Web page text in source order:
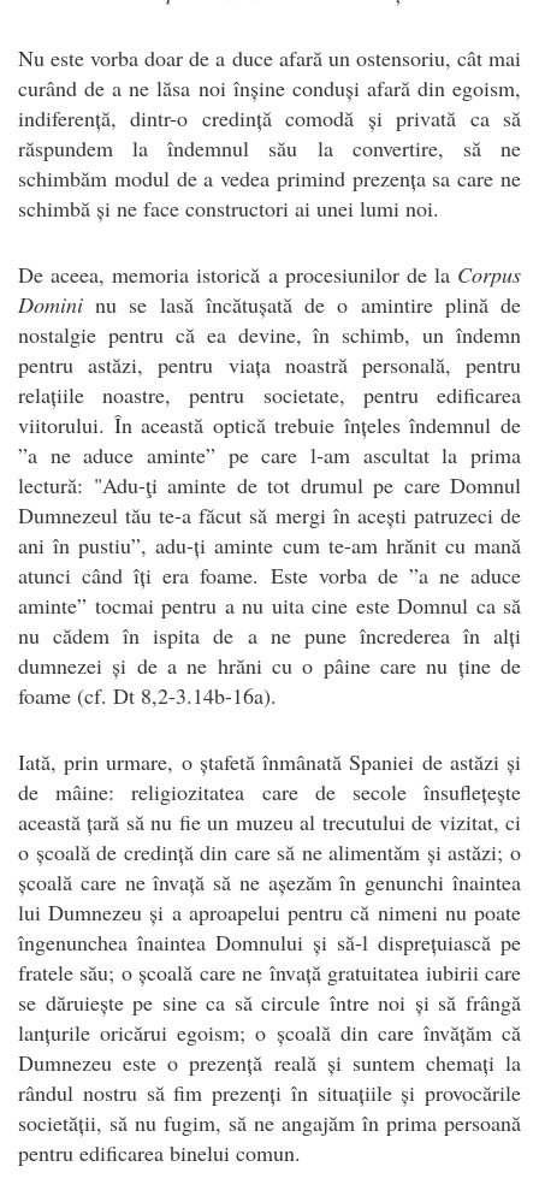
Nu este vorba doar de a duce afară un ostensoriu, cât mai
curând de a ne lăsa noi înșine conduși afară din egoism,
indiferență, dintr-o credință comodă și privată ca să
răspundem la îndemnul său la convertire, să ne
schimbăm modul de a vedea primind prezența sa care ne
schimbă și ne face constructori ai unei lumi noi.
De aceea, memoria istorică a procesiunilor de la Corpus
Domini nu se lasă încătușată de o amintire plină de
nostalgie pentru că ea devine, în schimb, un îndemn
pentru astăzi, pentru viața noastră personală, pentru
relațiile noastre, pentru societate, pentru edificarea
viitorului. În această optică trebuie înțeles îndemnul de
”a ne aduce aminte” pe care l-am ascultat la prima
lectură: "Adu-ţi aminte de tot drumul pe care Domnul
Dumnezeul tău te-a făcut să mergi în acești patruzeci de
ani în pustiu”, adu-ți aminte cum te-am hrănit cu mană
atunci când îți era foame. Este vorba de ”a ne aduce
aminte” tocmai pentru a nu uita cine este Domnul ca să
nu cădem în ispita de a ne pune încrederea în alți
dumnezei și de a ne hrăni cu o pâine care nu ține de
foame (cf. Dt 8,2-3.14b-16a).
Iată, prin urmare, o ștafetă înmânată Spaniei de astăzi și
de mâine: religiozitatea care de secole însuflețește
această țară să nu fie un muzeu al trecutului de vizitat, ci
o școală de credință din care să ne alimentăm și astăzi; o
școală care ne învață să ne așezăm în genunchi înaintea
lui Dumnezeu și a aproapelui pentru că nimeni nu poate
îngenunchea înaintea Domnului și să-l disprețuiască pe
fratele său; o școală care ne învață gratuitatea iubirii care
se dăruiește pe sine ca să circule între noi și să frângă
lanțurile oricărui egoism; o școală din care învățăm că
Dumnezeu este o prezență reală și suntem chemați la
rândul nostru să fim prezenți în situațiile și provocările
societății, să nu fugim, să ne angajăm în prima persoană
pentru edificarea binelui comun.